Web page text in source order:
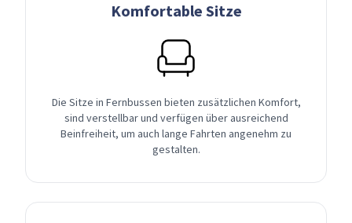
Komfortable Sitze
Die Sitze in Fernbussen bieten zusätzlichen Komfort,
sind verstellbar und verfügen über ausreichend
Beinfreiheit, um auch lange Fahrten angenehm zu
gestalten.